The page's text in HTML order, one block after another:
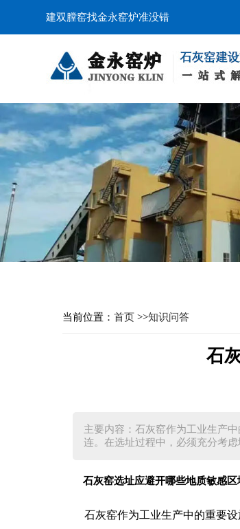
建双膛窑找金永窑炉准没错
当前位置：首页 >>知识问答
石
主要内容：石灰窑作为工业生产
连。在选址过程中，必须充分考
石灰窑选址应避开哪些地质敏感区
石灰窑作为工业生产中的重要